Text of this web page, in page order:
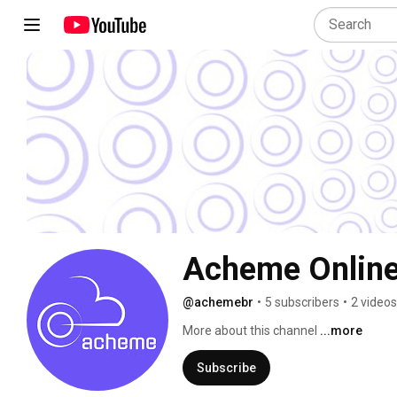
Acheme
@achemebr • 5 subscribers • 2 videos
More about this channel ...more
Subscribe